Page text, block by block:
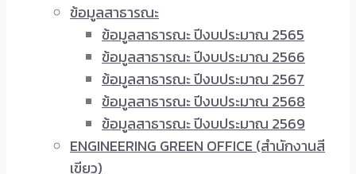
ข้อมูลสาธารณะ
ข้อมูลสาธารณะ ปีงบประมาณ 2565
ข้อมูลสาธารณะ ปีงบประมาณ 2566
ข้อมูลสาธารณะ ปีงบประมาณ 2567
ข้อมูลสาธารณะ ปีงบประมาณ 2568
ข้อมูลสาธารณะ ปีงบประมาณ 2569
ENGINEERING GREEN OFFICE (สำนักงานสี
เขียว)